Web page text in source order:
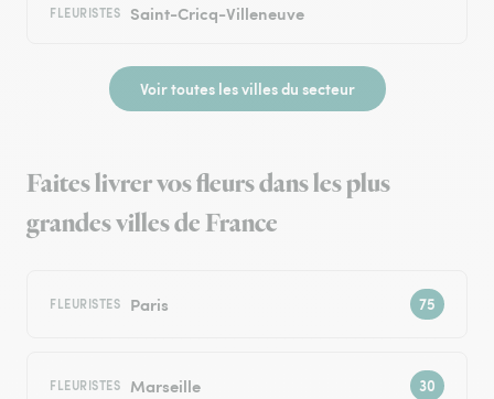
FLEURISTES Saint-Cricq-Villeneuve
Voir toutes les villes du secteur
Faites livrer vos fleurs dans les plus
grandes villes de France
FLEURISTES Paris
FLEURISTES Marseille